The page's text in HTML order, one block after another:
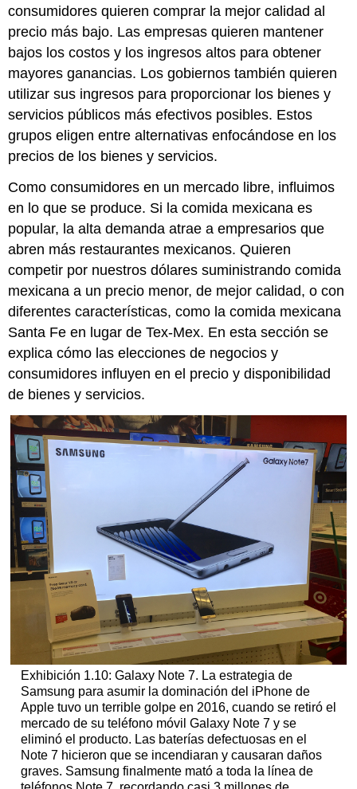
consumidores quieren comprar la mejor calidad al
precio más bajo. Las empresas quieren mantener
bajos los costos y los ingresos altos para obtener
mayores ganancias. Los gobiernos también quieren
utilizar sus ingresos para proporcionar los bienes y
servicios públicos más efectivos posibles. Estos
grupos eligen entre alternativas enfocándose en los
precios de los bienes y servicios.
Como consumidores en un mercado libre, influimos
en lo que se produce. Si la comida mexicana es
popular, la alta demanda atrae a empresarios que
abren más restaurantes mexicanos. Quieren
competir por nuestros dólares suministrando comida
mexicana a un precio menor, de mejor calidad, o con
diferentes características, como la comida mexicana
Santa Fe en lugar de Tex-Mex. En esta sección se
explica cómo las elecciones de negocios y
consumidores influyen en el precio y disponibilidad
de bienes y servicios.
Exhibición 1.10: Galaxy Note 7. La estrategia de
Samsung para asumir la dominación del iPhone de
Apple tuvo un terrible golpe en 2016, cuando se retiró el
mercado de su teléfono móvil Galaxy Note 7 y se
eliminó el producto. Las baterías defectuosas en el
Note 7 hicieron que se incendiaran y causaran daños
graves. Samsung finalmente mató a toda la línea de